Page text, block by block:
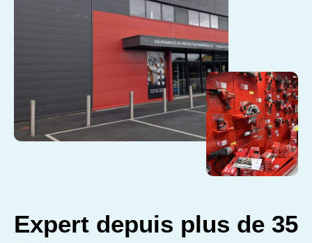
Expert depuis plus de 35